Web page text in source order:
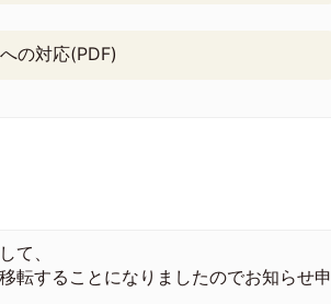
の対応(PDF)
て、
転することになりましたのでお知らせ申